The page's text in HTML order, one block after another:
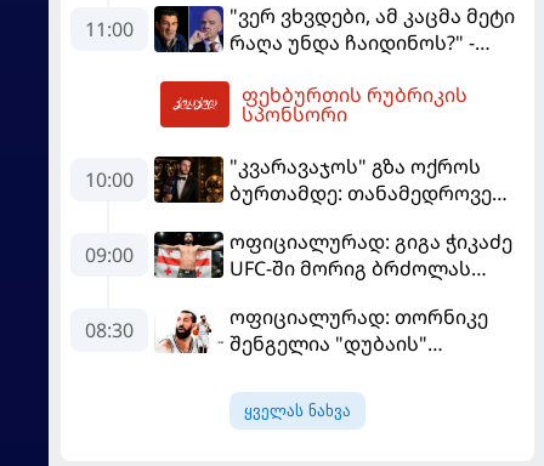
გვსურს" - მიკელ არტეტა
11:00
"ვერ ვხვდები, ამ კაცმა მეტი
რაღა უნდა ჩაიდინოს?" -
გადადგომას მოითხოვს
ფეხბურთის რუბრიკის
სპონსორი
10:00
"კვარავაჯოს" გზა ოქროს
ბურთამდე: თანამედროვე
09:00
ოფიციალურად: გიგა ჭიკაძე
UFC-ში მორიგ ბრძოლას
08:30
ოფიციალურად: თორნიკე
შენგელია "დუბაის"
ყველას ნახვა